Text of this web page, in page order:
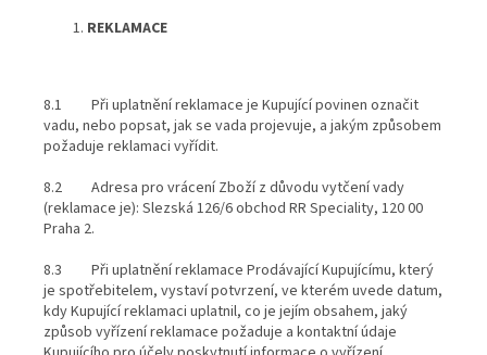
REKLAMACE
8.1 Při uplatnění reklamace je Kupující povinen označit
vadu, nebo popsat, jak se vada projevuje, a jakým způsobem
požaduje reklamaci vyřídit.
8.2 Adresa pro vrácení Zboží z důvodu vytčení vady
(reklamace je): Slezská 126/6 obchod RR Speciality, 120 00
Praha 2.
8.3 Při uplatnění reklamace Prodávající Kupujícímu, který
je spotřebitelem, vystaví potvrzení, ve kterém uvede datum,
kdy Kupující reklamaci uplatnil, co je jejím obsahem, jaký
způsob vyřízení reklamace požaduje a kontaktní údaje